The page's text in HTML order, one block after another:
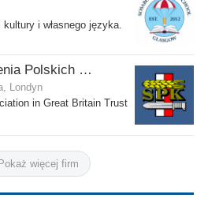
kultury i własnego języka.
Fundacja Stowarzyszenia Polskich Kombatantów w Wielkiej Brytanii
Londyn
in Great Britain Trust
Pokaż więcej firm